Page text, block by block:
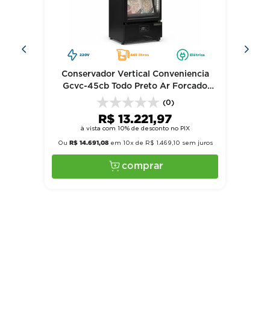
220V 445 litros Elétrica
Conservador Vertical Conveniencia
Gcvc-45cb Todo Preto Ar Forcado
220V - Gelopar
(0)
R$ 13.221,97
à vista com 10% de desconto no PIX
Ou R$ 14.691,08em 10x de R$ 1 469 10 sem juros
comprar